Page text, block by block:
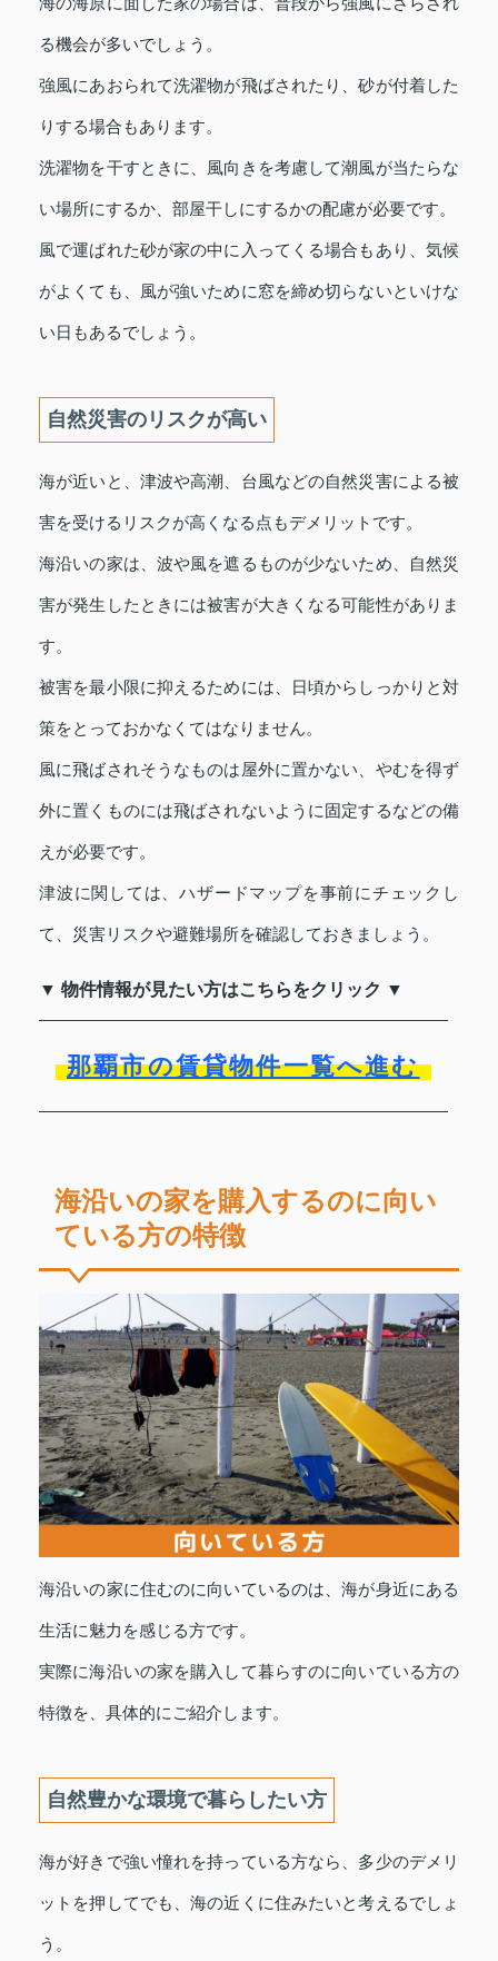
る機会が多いでしょう。
強風にあおられて洗濯物が飛ばされたり、砂が付着した
りする場合もあります。
洗濯物を干すときに、風向きを考慮して潮風が当たらな
い場所にするか、部屋干しにするかの配慮が必要です。
風で運ばれた砂が家の中に入ってくる場合もあり、気候
がよくても、風が強いために窓を締め切らないといけな
い日もあるでしょう。
自然災害のリスクが高い
海が近いと、津波や高潮、台風などの自然災害による被
害を受けるリスクが高くなる点もデメリットです。
海沿いの家は、波や風を遮るものが少ないため、自然災
害が発生したときには被害が大きくなる可能性がありま
す。
被害を最小限に抑えるためには、日頃からしっかりと対
策をとっておかなくてはなりません。
風に飛ばされそうなものは屋外に置かない、やむを得ず
外に置くものには飛ばされないように固定するなどの備
えが必要です。
津波に関しては、ハザードマップを事前にチェックし
て、災害リスクや避難場所を確認しておきましょう。
▼ 物件情報が見たい方はこちらをクリック ▼
那覇市の賃貸物件一覧へ進む
海沿いの家を購入するのに向い
ている方の特徴
海沿いの家に住むのに向いているのは、海が身近にある
生活に魅力を感じる方です。
実際に海沿いの家を購入して暮らすのに向いている方の
特徴を、具体的にご紹介します。
自然豊かな環境で暮らしたい方
海が好きで強い憧れを持っている方なら、多少のデメリ
ットを押してでも、海の近くに住みたいと考えるでしょ
う。